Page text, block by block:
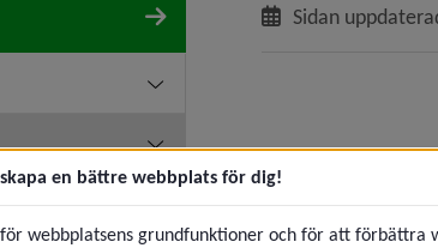
Undermeny för Jobb och praktik
Undermeny för Lediga jobb
Sidan
en bättre webbplats för dig!
webbplatsens grundfunktioner och för att förbättra